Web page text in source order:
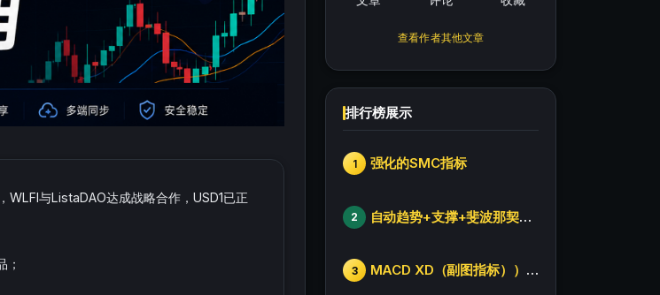
WLFI与ListaDAO达成战略合作，USD1已正
；
查看作者其他文章
排行榜展示
1 强化的SMC指标
2 自动趋势+支撑+斐波那契+箱体
3 MACD XD（副图指标））修改版